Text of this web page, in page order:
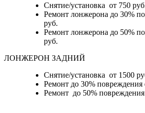
Снятие/установка от 750
Ремонт лонжерона до 30%
руб.
Ремонт лонжерона до 50%
руб.
ЛОНЖЕРОН ЗАДНИЙ
Снятие/установка от 1500
Ремонт до 30% повреждения
Ремонт до 50% повреждения